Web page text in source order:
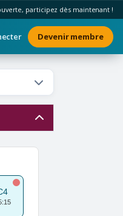
participez dès maintenant !
Devenir membre